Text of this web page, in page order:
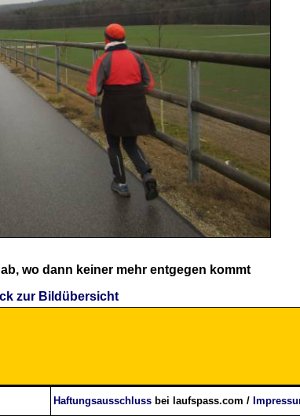
wo dann keiner mehr entgegen kommt
zur Bildübersicht
Haftungsausschluss bei laufspass.com /